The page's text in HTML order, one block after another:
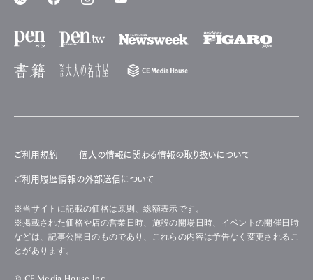
ご利用規約 個人の情報に関わる情報の取り扱いについて
ご利用履歴情報の外部送信について
※当サイトに記載の価格は原則、総額表示です。
※掲載された価格や店の営業日時、施設の開場日時、イベントの開催日時
などは、記事公開日のものであり、これらの内容は予告なく変更されるこ
とがあります。